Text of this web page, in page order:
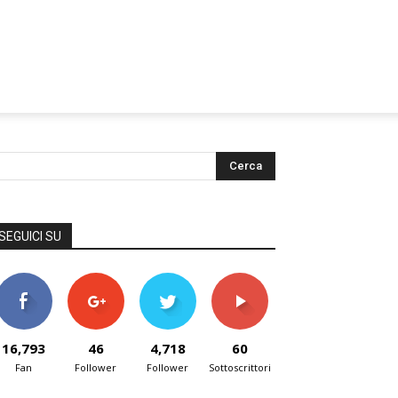
SU
16,793
Fan
46
Follower
4,718
Follower
60
Sottoscrittori